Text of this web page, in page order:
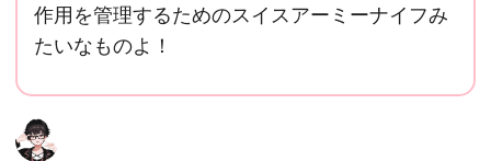
作用を管理するためのスイスアーミーナイフみ
たいなものよ！